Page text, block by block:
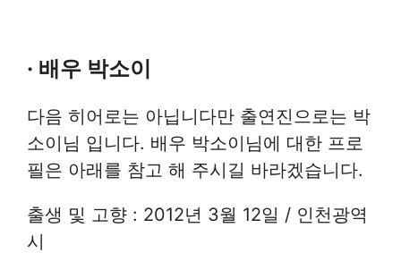
· 배우 박소이
다음 히어로는 아닙니다만 출연진으로는 박
소이님 입니다. 배우 박소이님에 대한 프로
필은 아래를 참고 해 주시길 바라겠습니다.
출생 및 고향 : 2012년 3월 12일 / 인천광역
시